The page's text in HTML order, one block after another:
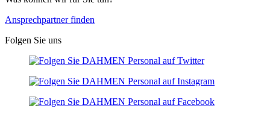
Ansprechpartner finden
Folgen Sie uns